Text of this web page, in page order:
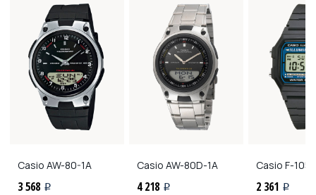
Casio AW-80-1A
3 568 i
CasioAW-80D-1A
4 218 i
Casio F-
2 361 i